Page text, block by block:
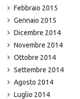
Febbraio 2015
Gennaio 2015
Dicembre 2014
Novembre 2014
Ottobre 2014
Settembre 2014
Agosto 2014
Luglio 2014